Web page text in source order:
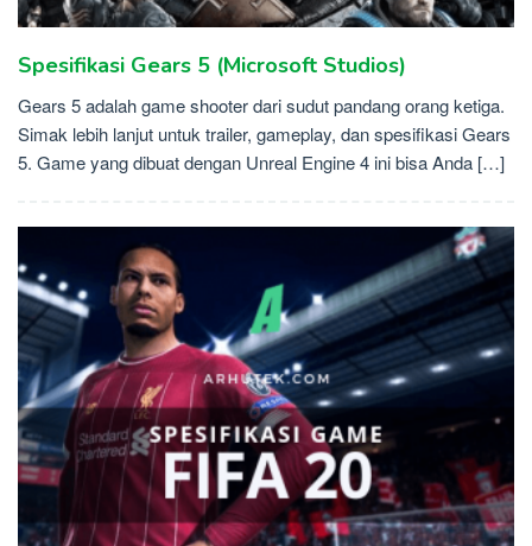
Spesifikasi Gears 5 (Microsoft Studios)
Gears 5 adalah game shooter dari sudut pandang orang ketiga.
Simak lebih lanjut untuk trailer, gameplay, dan spesifikasi Gears
5. Game yang dibuat dengan Unreal Engine 4 ini bisa Anda […]